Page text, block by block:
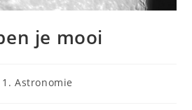
je mooi
1. Astronomie